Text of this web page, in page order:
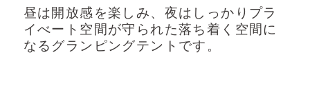
昼は開放感を楽しみ、夜はしっかりプラ
イべート空間が守られた落ち着く空間に
なるグランピングテントです。